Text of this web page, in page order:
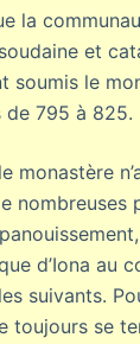
la
et
soumis le
de 795 à 825.
monastère
nombreuses
d’Iona au
suivants.
toujours se